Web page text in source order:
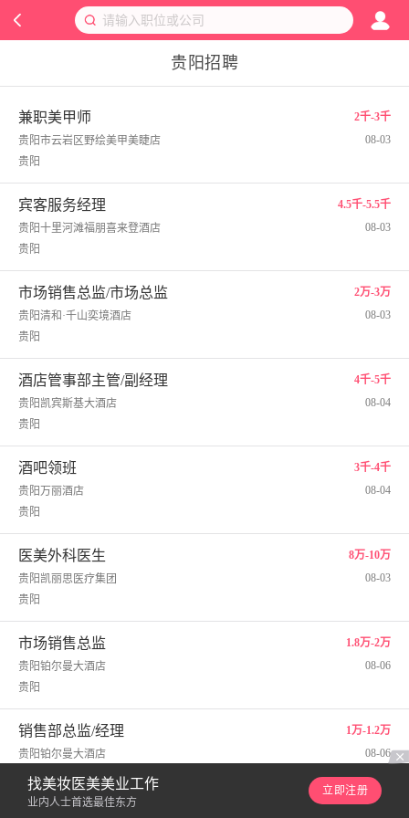
贵阳招聘
兼职美甲师
2千-3千
贵阳市云岩区野绘美甲美睫店
08-03
贵阳
宾客服务经理
4.5千-5.5千
贵阳十里河滩福朋喜来登酒店
08-03
贵阳
市场销售总监/市场总监
2万-3万
贵阳清和·千山奕境酒店
08-03
贵阳
酒店管事部主管/副经理
4千-5千
贵阳凯宾斯基大酒店
08-04
贵阳
酒吧领班
3千-4千
贵阳万丽酒店
08-04
贵阳
医美外科医生
8万-10万
贵阳凯丽思医疗集团
08-03
贵阳
市场销售总监
1.8万-2万
贵阳铂尔曼大酒店
08-06
贵阳
销售部总监/经理
1万-1.2万
贵阳铂尔曼大酒店
08-06
贵阳
找美妆医美美业工作
业内人士首选最佳东方
立即注册